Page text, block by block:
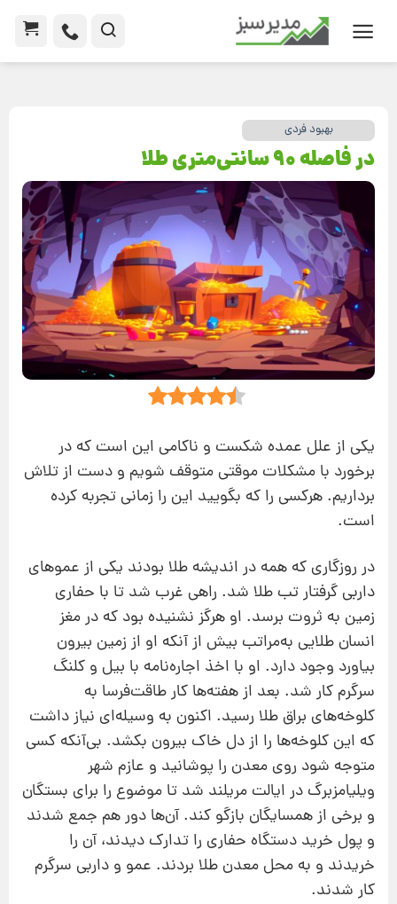
بهبود فردی
در فاصله 90 سانتی‌متری طلا
یکی از علل عمده شکست و ناکامی این است که در
برخورد با مشکلات موقتی متوقف شویم و دست از تلاش
برداریم. هرکسی را که بگویید این را زمانی تجربه کرده
‌است.
در روزگاری که همه در اندیشه طلا بودند یکی از عموهای
داربی گرفتار تب طلا شد. راهی غرب شد تا با حفاری
زمین به ثروت برسد. او هرگز نشنیده بود که در مغز
انسان طلایی به‌مراتب بیش ‌از آنکه او از زمین بیرون
بیاورد وجود دارد. او با اخذ اجاره‌نامه با بیل‌ و ‌کلنگ
سرگرم کار شد. بعد از هفته‌ها کار طاقت‌فرسا به
کلوخه‌های براق طلا رسید. اکنون به وسیله‌ای نیاز داشت
که این کلوخه‌ها را از دل خاک بیرون بکشد. بی‌آنکه کسی
متوجه شود روی معدن را پوشانید و عازم شهر
ویلیامزبرگ در ایالت مریلند شد تا موضوع را برای بستگان
و برخی از همسایگان بازگو کند. آن‌ها دور هم جمع شدند
و پول خرید دستگاه حفاری را تدارک دیدند، آن‌ را
خریدند و به محل معدن طلا بردند. عمو و داربی سرگرم
کار شدند.